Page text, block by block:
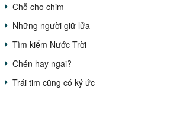
Chỗ cho chim
Những người giữ lửa
Tìm kiếm Nước Trời
Chén hay ngai?
Trái tim cũng có ký ức